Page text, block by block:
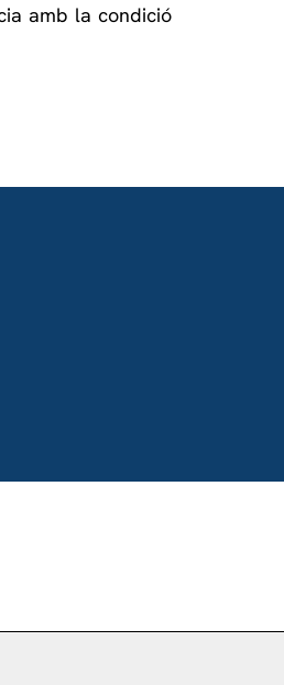
amb la condició